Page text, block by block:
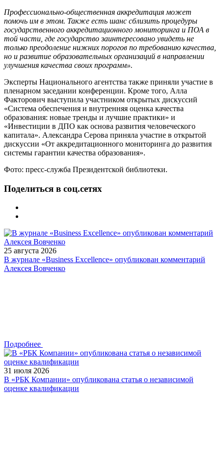
Профессионально-общественная аккредитация может
помочь им в этом. Также есть шанс сблизить процедуры
государственного аккредитационного мониторинга и ПОА в
той части, где государство заинтересовано увидеть не
только преодоление нижних порогов по требованию качества,
но и развитие образовательных организаций в направлении
улучшения качества своих программ».
Эксперты Национального агентства также приняли участие в
пленарном заседании конференции. Кроме того, Алла
Факторович выступила участником открытых дискуссий
«Система обеспечения и внутренняя оценка качества
образования: новые тренды и лучшие практики» и
«Инвестиции в ДПО как основа развития человеческого
капитала». Александра Серова приняла участие в открытой
дискуссии «От аккредитационного мониторинга до развития
системы гарантии качества образования».
Фото: пресс-служба Президентской библиотеки.
Поделиться в соц.сетях
25 августа 2026
В журнале «Business Excellence» опубликован комментарий
Алексея Вовченко
Подробнее
31 июля 2026
В «РБК Компании» опубликована статья о независимой
оценке квалификации